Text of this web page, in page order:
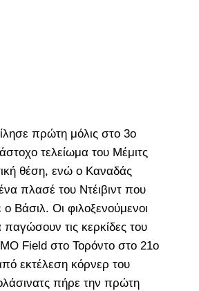
πρώτη μόλις στο 3ο
τελείωμα του Μέμιτς
θέση, ενώ ο Καναδάς
πλασέ του Ντέιβιντ που
Βάσιλ. Οι φιλοξενούμενοι
τις κερκίδες του
Field στο Τορόντο στο 21ο
εκτέλεση κόρνερ του
πήρε την πρώτη